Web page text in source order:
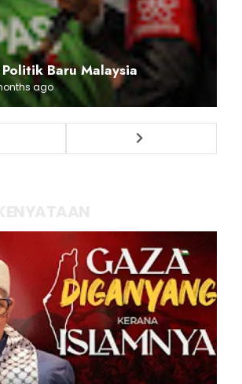
Baru Malaysia
ago